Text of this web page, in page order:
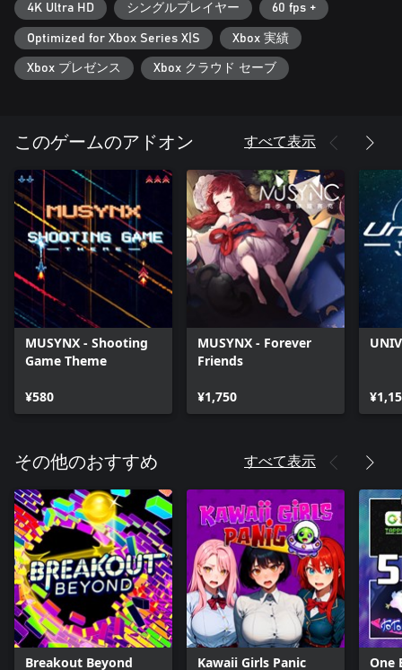
4K Ultra HD シングルプレイヤー 60 fps +
Optimized for Xbox Series X|S Xbox 実績
Xbox プレゼンス Xbox クラウド セーブ
このゲームのアドオン すべて表示
MUSYNX - Shooting
Game Theme
¥580
MUSYNX - Forever
Friends
¥1,750
その他のおすすめ すべて表示
Breakout Beyond Kawaii Girls Panic One